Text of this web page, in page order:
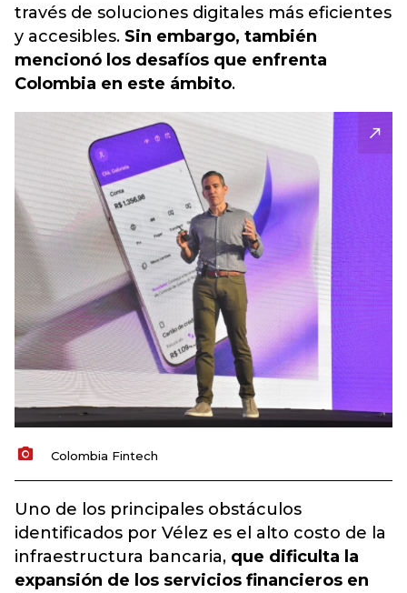
través de soluciones digitales más eficientes
y accesibles. Sin embargo, también
mencionó los desafíos que enfrenta
Colombia en este ámbito.
Colombia Fintech
Uno de los principales obstáculos
identificados por Vélez es el alto costo de la
infraestructura bancaria, que dificulta la
expansión de los servicios financieros en